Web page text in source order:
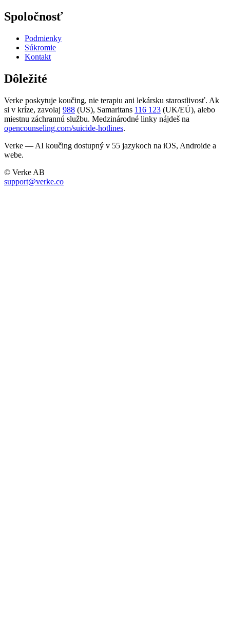
Spoločnosť
Podmienky
Súkromie
Kontakt
Dôležité
Verke poskytuje koučing, nie terapiu ani lekársku starostlivosť. Ak
si v kríze, zavolaj 988 (US), Samaritans 116 123 (UK/EÚ), alebo
miestnu záchrannú službu. Medzinárodné linky nájdeš na
opencounseling.com/suicide-hotlines.
Verke — AI koučing dostupný v 55 jazykoch na iOS, Androide a
webe.
© Verke AB
support@verke.co